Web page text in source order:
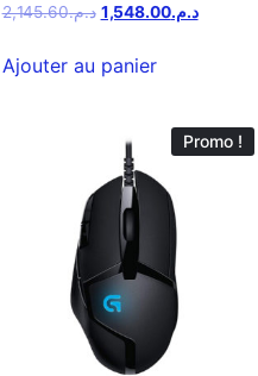
د.م.2,145.60 د.م.1,548.00
Ajouter au panier
Promo !